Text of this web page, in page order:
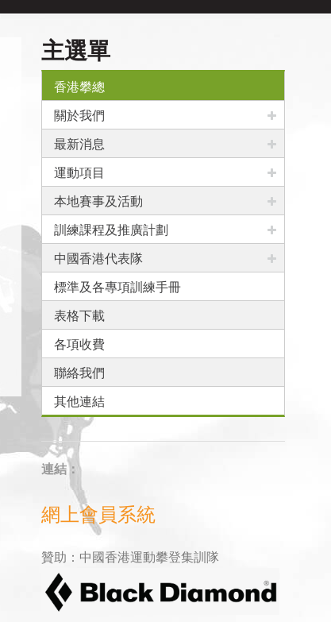
主選單
香港攀總
關於我們
最新消息
運動項目
本地賽事及活動
訓練課程及推廣計劃
中國香港代表隊
標準及各專項訓練手冊
表格下載
各項收費
聯絡我們
其他連結
連結：
網上會員系統
贊助：中國香港運動攀登集訓隊